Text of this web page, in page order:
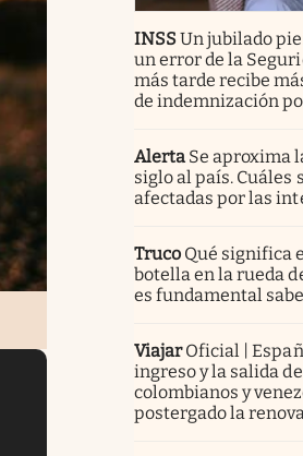
INSSUn jubilado
un error de la
más tarde recibe
de indemnización
Alerta Se aproxima
siglo al país. Cuáles
afectadas por las
Truco Qué significa
botella en la rueda
es fundamental
Viajar Oficial |
ingreso y la salida
colombianos y
postergado la